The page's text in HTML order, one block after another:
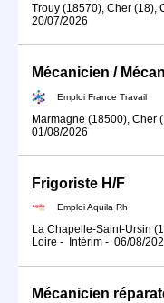
Trouy (18570), Cher (18),
20/07/2026
Emploi France Travail
Marmagne (18500), Cher
01/08/2026
Frigoriste H/F
Emploi Aquila Rh
La Chapelle-Saint-Ursin
Loire - Intérim - 06/08/